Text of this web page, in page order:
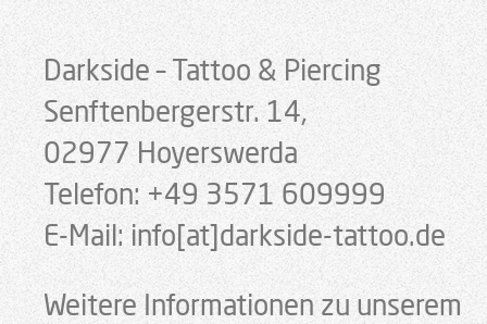
Darkside – Tattoo & Piercing
Senftenbergerstr. 14,
02977 Hoyerswerda
Telefon: +49 3571 609999
E-Mail: info[at]darkside-tattoo.de
Weitere Informationen zu unserem